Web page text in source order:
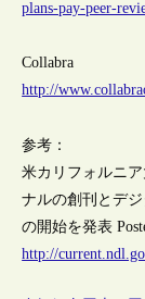
plans-pay-peer-
Collabra
http://
参考：
米カリフォルニ
ナルの創刊とデ
の開始を発表
http://